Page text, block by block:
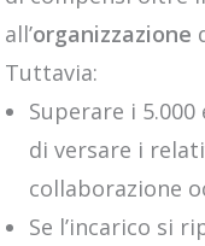
all’organizzazione
Tuttavia:
Superare i
di versare i
collaborazione
Se l’incarico si